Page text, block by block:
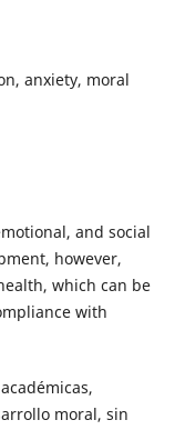
anxiety, moral
and social
however,
which can be
with
moral, sin